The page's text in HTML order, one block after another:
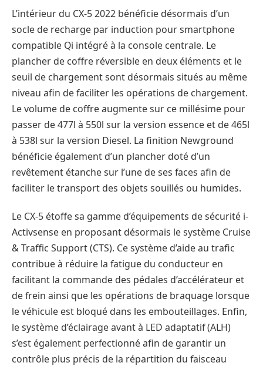
L’intérieur du CX-5 2022 bénéficie désormais d’un
socle de recharge par induction pour smartphone
compatible Qi intégré à la console centrale. Le
plancher de coffre réversible en deux éléments et le
seuil de chargement sont désormais situés au même
niveau afin de faciliter les opérations de chargement.
Le volume de coffre augmente sur ce millésime pour
passer de 477l à 550l sur la version essence et de 465l
à 538l sur la version Diesel. La finition Newground
bénéficie également d’un plancher doté d’un
revêtement étanche sur l’une de ses faces afin de
faciliter le transport des objets souillés ou humides.
Le CX-5 étoffe sa gamme d’équipements de sécurité i-
Activsense en proposant désormais le système Cruise
& Traffic Support (CTS). Ce système d’aide au trafic
contribue à réduire la fatigue du conducteur en
facilitant la commande des pédales d’accélérateur et
de frein ainsi que les opérations de braquage lorsque
le véhicule est bloqué dans les embouteillages. Enfin,
le système d’éclairage avant à LED adaptatif (ALH)
s’est également perfectionné afin de garantir un
contrôle plus précis de la répartition du faisceau